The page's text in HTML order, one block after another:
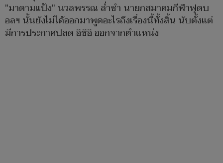
"มาดามแป้ง" นวลพรรณ ล่ำซำ นายกสมาคมกีฬาฟุตบ
อลฯ นั้นยังไม่ได้ออกมาพูดอะไรถึงเรื่องนี้ทั้งสิ้น นับตั้งแต่
มีการประกาศปลด อิชิอิ ออกจากตำแหน่ง